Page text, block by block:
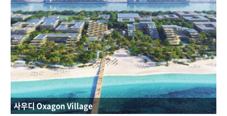
연면적 : 93377.32㎡
규모 : B7~41F
건축용도 : 공동주택, 공공업무시설, 일반업무시설, 판매시설, 문화 및 집회시설
사우디 Oxagon Village